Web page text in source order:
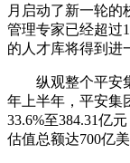
月启动了新一轮的
管理专家已经超过
的人才库将得到进
纵观整个平安集
年上半年，平安集
33.6%至384.31亿
估值总额达700亿美